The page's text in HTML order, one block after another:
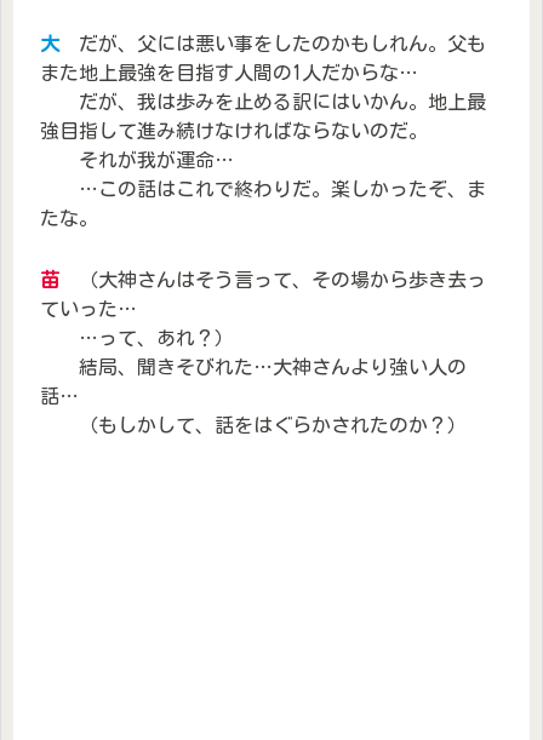
大だが、父には悪い事をしたのかもしれん。父も
また地上最強を目指す人間の1人だからな…
だが、我は歩みを止める訳にはいかん。地上最
強目指して進み続けなければならないのだ。
それが我が運命…
…この話はこれで終わりだ。楽しかったぞ、ま
たな。
苗 （大神さんはそう言って、その場から歩き去っ
ていった…
…って、あれ？）
結局、聞きそびれた…大神さんより強い人の
話…
（もしかして、話をはぐらかされたのか？）